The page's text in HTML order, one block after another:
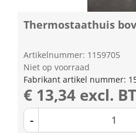
Thermostaathuis
Artikelnummer: 1159705
Niet op voorraad
Fabrikant artikel nummer:
€ 13,34 excl.
-